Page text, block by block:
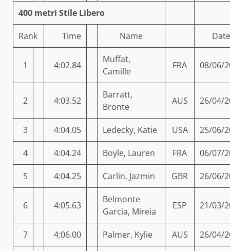
400 metri Stile Libero
Rank Time Name Date
1 4:02.84
Muffat,
Camille
FRA 08/06/
2 4:03.52
Barratt,
Bronte
AUS 26/04/
3 4:04.05 Ledecky, Katie USA 25/06/
4 4:04.24 Boyle, Lauren FRA 06/07/
5 4:04.25 Carlin, Jazmin GBR 26/06/
6 4:05.63
Belmonte
Garcia, Mireia
ESP 21/03/
7 4:06.00 Palmer, Kylie AUS 26/04/